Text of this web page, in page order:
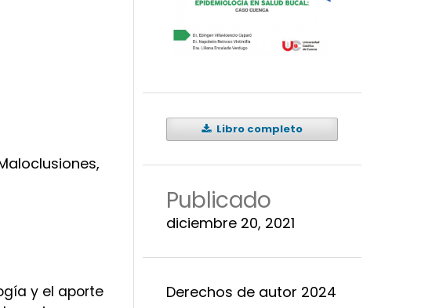
y el aporte
Libro completo
Publicado
diciembre 20, 2021
Derechos de autor 2024